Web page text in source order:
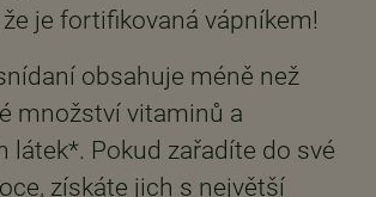
je fortifikovaná vápníkem!
obsahuje méně než
množství vitaminů a
látek*. Pokud zařadíte do své
získáte jich s největší